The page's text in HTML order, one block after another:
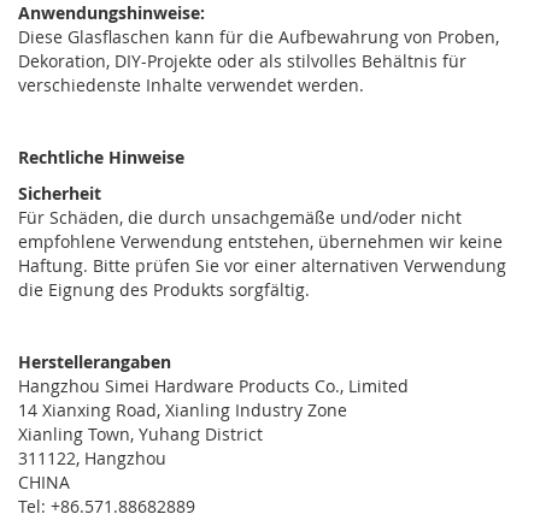
Anwendungshinweise:
Diese Glasflaschen kann für die Aufbewahrung von Proben,
Dekoration, DIY-Projekte oder als stilvolles Behältnis für
verschiedenste Inhalte verwendet werden.
Rechtliche Hinweise
Sicherheit
Für Schäden, die durch unsachgemäße und/oder nicht
empfohlene Verwendung entstehen, übernehmen wir keine
Haftung. Bitte prüfen Sie vor einer alternativen Verwendung
die Eignung des Produkts sorgfältig.
Herstellerangaben
Hangzhou Simei Hardware Products Co., Limited
14 Xianxing Road, Xianling Industry Zone
Xianling Town, Yuhang District
311122, Hangzhou
CHINA
Tel: +86.571.88682889